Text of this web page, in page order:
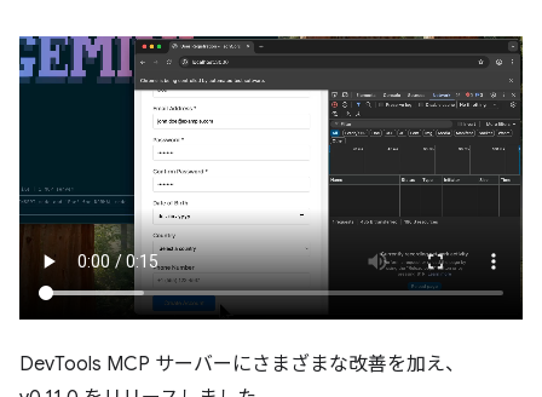
DevTools MCP サーバーにさまざまな改善を加え、